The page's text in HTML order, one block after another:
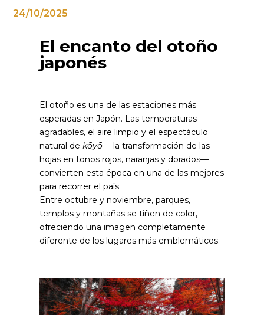
24/10/2025
El encanto del otoño
japonés
El otoño es una de las estaciones más
esperadas en Japón. Las temperaturas
agradables, el aire limpio y el espectáculo
natural dekōyō —la transformación de las
hojas en tonos rojos, naranjas y dorados—
convierten esta época en una de las mejores
para recorrer el país.
Entre octubre y noviembre, parques,
templos y montañas se tiñen de color,
ofreciendo una imagen completamente
diferente de los lugares más emblemáticos.